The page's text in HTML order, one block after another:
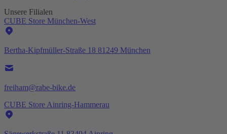
Unsere Filialen
CUBE Store München-West
Bertha-Kipfmüller-Straße 18 81249 München
freiham@rabe-bike.de
CUBE Store Ainring-Hammerau